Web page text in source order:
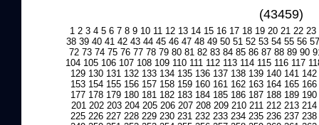
(43459)
1 2 3 4 5 6 7 8 9 10 11 12 13 14 15 16 17 18 19 20 21 22 23
38 39 40 41 42 43 44 45 46 47 48 49 50 51 52 53 54 55 56
72 73 74 75 76 77 78 79 80 81 82 83 84 85 86 87 88 89 90
104 105 106 107 108 109 110 111 112 113 114 115 116 117
129 130 131 132 133 134 135 136 137 138 139 140 141 142
153 154 155 156 157 158 159 160 161 162 163 164 165 166
177 178 179 180 181 182 183 184 185 186 187 188 189 190
201 202 203 204 205 206 207 208 209 210 211 212 213 214
225 226 227 228 229 230 231 232 233 234 235 236 237 238